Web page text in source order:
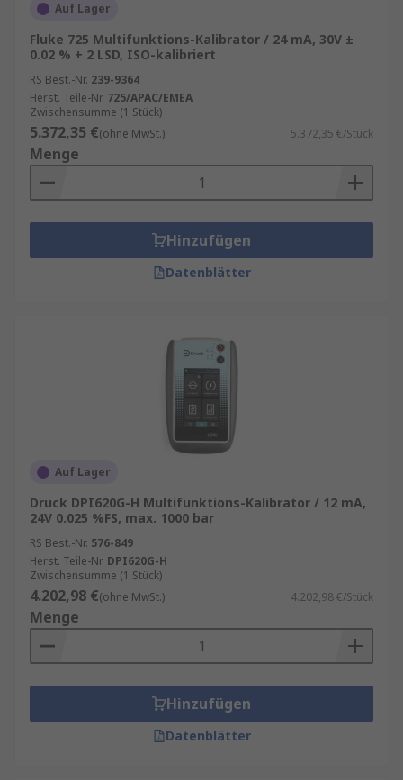
Auf Lager
Fluke 725 Multifunktions-Kalibrator / 24 mA, 30V ±
0.02 % + 2 LSD, ISO-kalibriert
RS Best.-Nr. 239-9364
Herst. Teile-Nr. 725/APAC/EMEA
Zwischensumme (1 Stück)
5.372,35 €(ohne MwSt.) 5.372,35 €/Stück
Menge
Hinzufügen
Datenblätter
Auf Lager
Druck DPI620G-H Multifunktions-Kalibrator / 12 mA,
24V 0.025 %FS, max. 1000 bar
RS Best.-Nr. 576-849
Herst. Teile-Nr. DPI620G-H
Zwischensumme (1 Stück)
4.202,98 €(ohne MwSt.) 4.202,98 €/Stück
Menge
Hinzufügen
Datenblätter